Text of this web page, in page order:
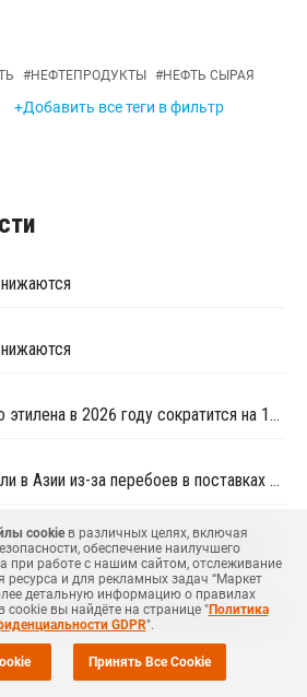
#НЕФТЕПРОДУКТЫ #НЕФТЬ СЫРАЯ
+Добавить все теги в фильтр
Мировое производство этилена в 2026 году сократится на 12% на фоне конфликта на Ближнем Востоке
Цены на этилен выросли в Азии из-за перебоев в поставках и повышения цен на энергоносители
cookieв различных целях, включая
обеспечение наилучшего
при работе с нашим сайтом, отслеживание
ресурса и для рекламных задач “Маркет
детальную информацию о правилах
cookie вы найдёте на странице "Политика
GDPR".
Принять Все Cookie